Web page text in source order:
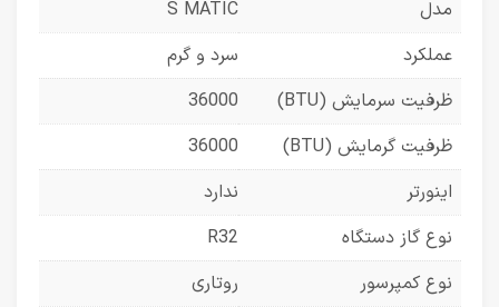
مدل
S MATIC
عملکرد
سرد و گرم
ظرفیت سرمایش (BTU)
36000
ظرفیت گرمایش (BTU)
36000
اینورتر
ندارد
نوع گاز دستگاه
R32
نوع کمپرسور
روتاری